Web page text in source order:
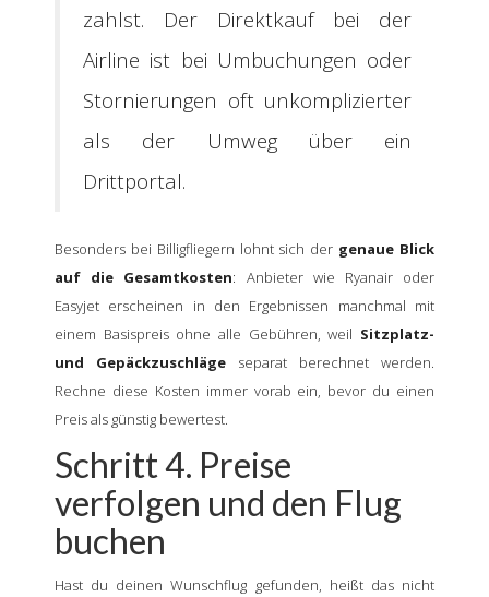
zahlst. Der Direktkauf bei der
Airline ist bei Umbuchungen oder
Stornierungen oft unkomplizierter
als der Umweg über ein
Drittportal.
Besonders bei Billigfliegern lohnt sich der genaue Blick
auf die Gesamtkosten: Anbieter wie Ryanair oder
Easyjet erscheinen in den Ergebnissen manchmal mit
einem Basispreis ohne alle Gebühren, weil Sitzplatz-
und Gepäckzuschläge separat berechnet werden.
Rechne diese Kosten immer vorab ein, bevor du einen
Preis als günstig bewertest.
Schritt 4. Preise
verfolgen und den Flug
buchen
Hast du deinen Wunschflug gefunden, heißt das nicht